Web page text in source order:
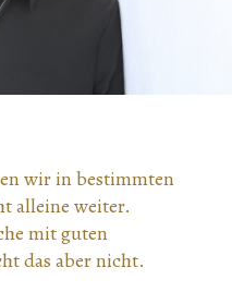
wir in bestimmten
alleine weiter.
mit guten
das aber nicht.